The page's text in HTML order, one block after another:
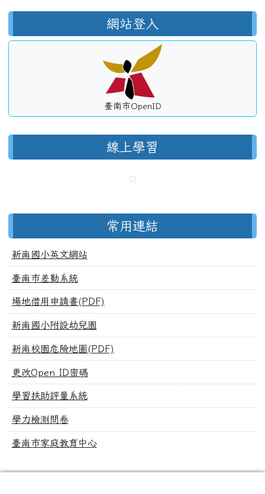
網站登入
臺南市OpenID
線上學習
常用連結
新南國小英文網站
臺南市差勤系統
場地借用申請書(PDF)
新南國小附設幼兒園
新南校園危險地圖(PDF)
更改Open ID密碼
學習扶助評量系統
學力檢測問卷
臺南市家庭教育中心